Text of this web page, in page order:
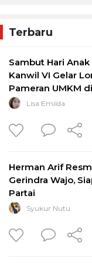
Terbaru
Sambut Hari
Kanwil VI Gelar
Pameran UMKM
Lisa Emilda
Herman Arif
Gerindra Wajo,
Partai
Syukur Nutu